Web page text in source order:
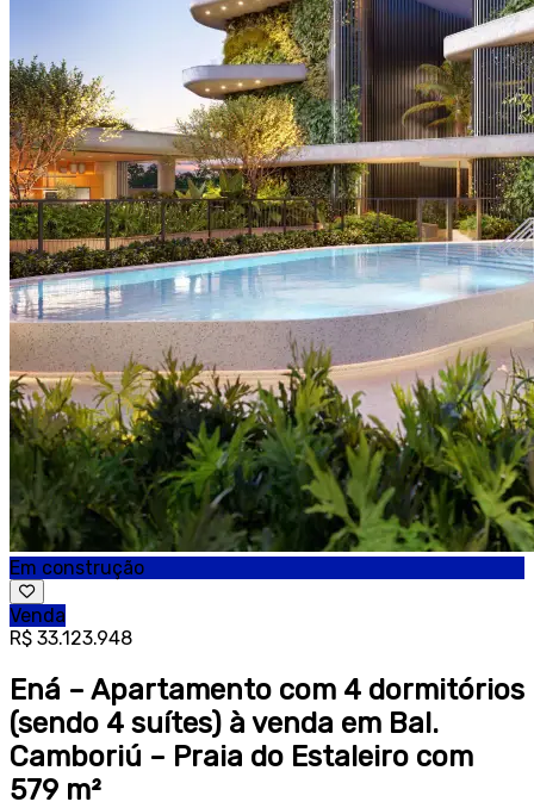
Em construção
Venda
R$ 33.123.948
Ená – Apartamento com 4 dormitórios
(sendo 4 suítes) à venda em Bal.
Camboriú – Praia do Estaleiro com
579 m²